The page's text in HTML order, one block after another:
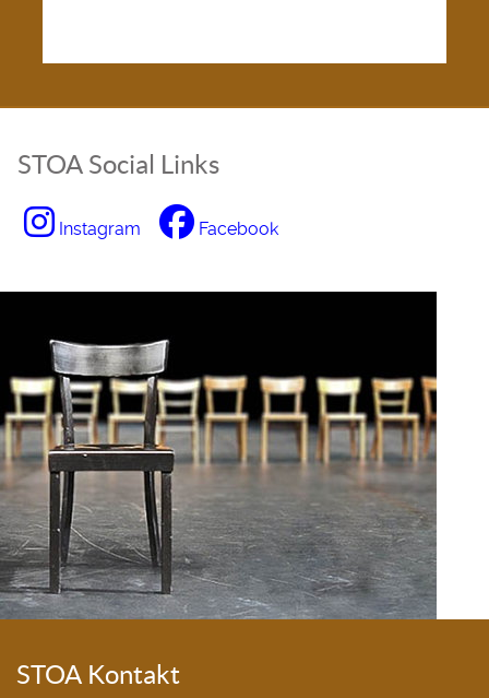
STOA Social Links
Instagram Facebook
STOA Kontakt